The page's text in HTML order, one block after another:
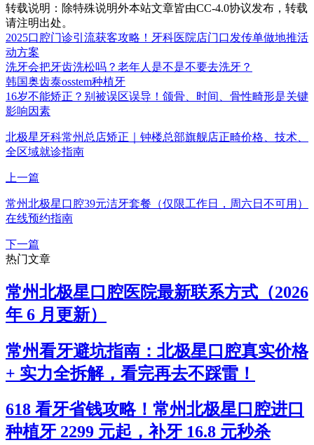
转载说明： 除特殊说明外本站文章皆由CC-4.0协议发布，转载
请注明出处。
2025口腔门诊引流获客攻略！牙科医院店门口发传单做地推活
动方案
洗牙会把牙齿洗松吗？老年人是不是不要去洗牙？
韩国奥齿泰osstem种植牙
16岁不能矫正？别被误区误导！颌骨、时间、骨性畸形是关键
影响因素
北极星牙科常州总店矫正｜钟楼总部旗舰店正畸价格、技术、
全区域就诊指南
上一篇
常州北极星口腔39元洁牙套餐（仅限工作日，周六日不可用）
在线预约指南
下一篇
热门文章
常州北极星口腔医院最新联系方式（2026
年 6 月更新）
常州看牙避坑指南：北极星口腔真实价格
+ 实力全拆解，看完再去不踩雷！
618 看牙省钱攻略！常州北极星口腔进口
种植牙 2299 元起，补牙 16.8 元秒杀